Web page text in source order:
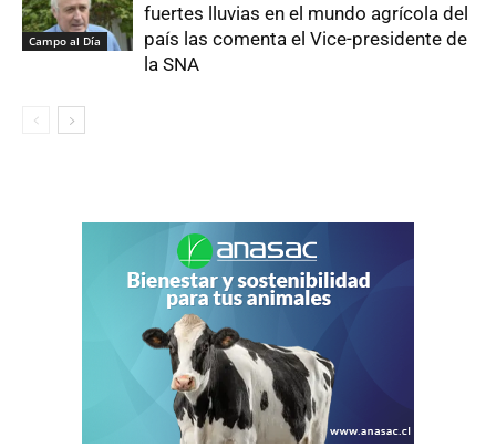
Campo al Día
fuertes lluvias en el mundo agrícola del
país las comenta el Vice-presidente de
la SNA